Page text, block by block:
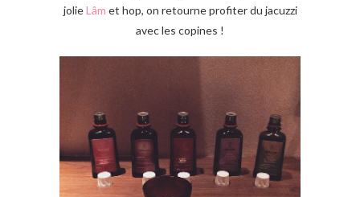
jolieLâm et hop, on retourne profiter du jacuzzi
avec les copines !